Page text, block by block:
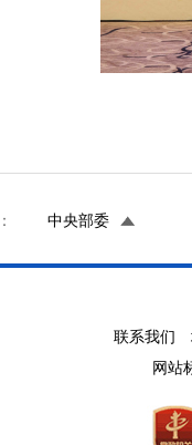
中央部委
联系我们
网站